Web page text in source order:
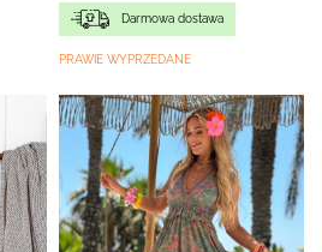
Darmowa dostawa
PRAWIE WYPRZEDANE